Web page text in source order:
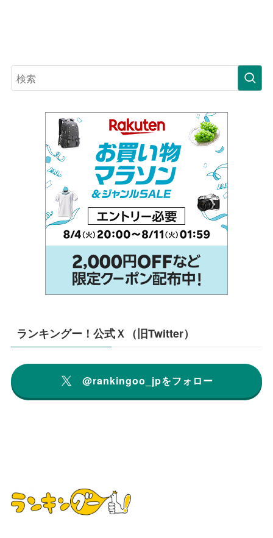
ランキングー！公式Ｘ（旧Twitter）
@rankingoo_jpをフォロー